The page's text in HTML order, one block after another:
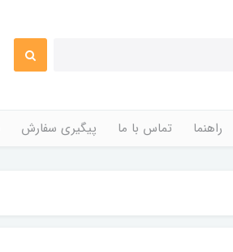
راهنما تماس با ما پیگیری سفارش